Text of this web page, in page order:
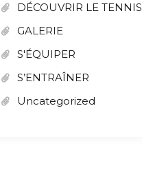
DÉCOUVRIR LE TENNIS
GALERIE
S'ÉQUIPER
S’ENTRAÎNER
Uncategorized